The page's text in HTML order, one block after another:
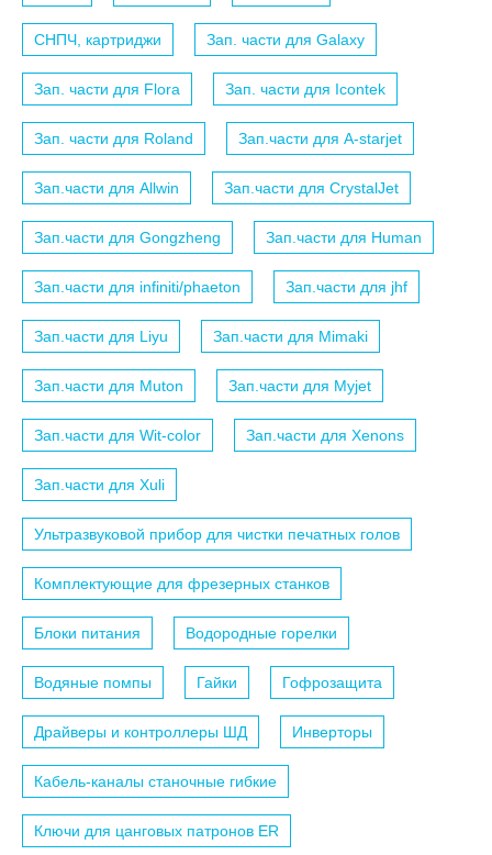
СНПЧ, картриджи Зап. части для Galaxy
Зап. части для Flora Зап. части для Icontek
Зап. части для Roland Зап.части для A-starjet
Зап.части для Allwin Зап.части для CrystalJet
Зап.части для Gongzheng Зап.части для Human
Зап.части для infiniti/phaeton Зап.части для jhf
Зап.части для Liyu Зап.части для Mimaki
Зап.части для Muton Зап.части для Myjet
Зап.части для Wit-color Зап.части для Xenons
Зап.части для Xuli
Ультразвуковой прибор для чистки печатных голов
Комплектующие для фрезерных станков
Блоки питания Водородные горелки
Водяные помпы Гайки Гофрозащита
Драйверы и контроллеры ШД Инверторы
Кабель-каналы станочные гибкие
Ключи для цанговых патронов ER